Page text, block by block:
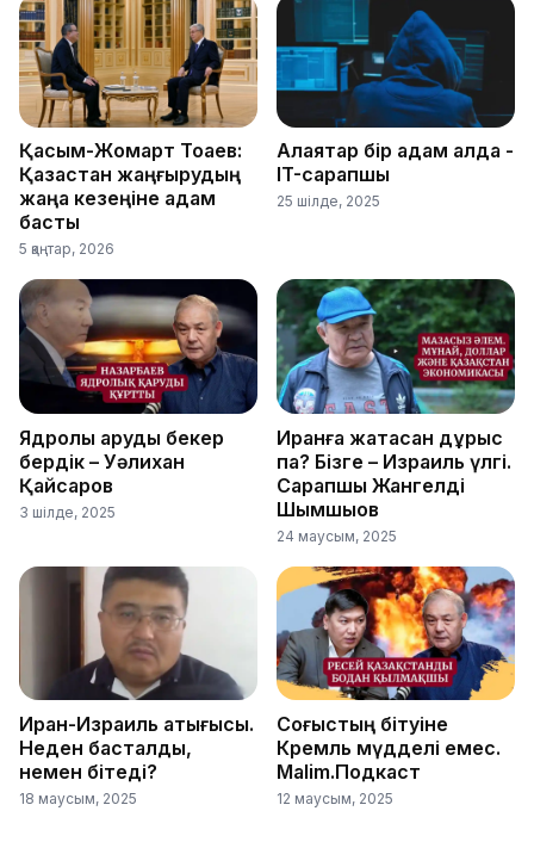
Қасым-Жомарт Тоқаев:
Қазақстан жаңғырудың
жаңа кезеңіне қадам
басты
5 қаңтар, 2026
Алаяқтар бір қадам алда -
IT-сарапшы
25 шілде, 2025
Ядролық қаруды бекер
бердік – Уәлихан
Қайсаров
3 шілде, 2025
Иранға жақтасқан дұрыс
па? Бізге – Израиль үлгі.
Сарапшы Жангелді
Шымшықов
24 маусым, 2025
Иран-Израиль қақтығысы.
Неден басталды,
немен бітеді?
18 маусым, 2025
Соғыстың бітуіне
Кремль мүдделі емес.
Malim.Подкаст
12 маусым, 2025